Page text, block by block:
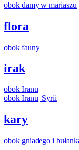
obok damy w mariaszu
flora
obok fauny
irak
obok Iranu
obok Iranu, Syrii
kary
obok gniadego i